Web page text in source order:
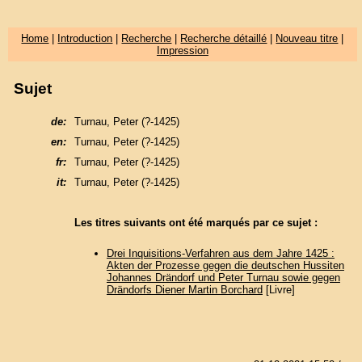
Home Introduction Recherche Recherche détaillé Nouveau titre
Impression
Sujet
de:
Turnau, Peter (?-1425)
en:
Turnau, Peter (?-1425)
fr:
Turnau, Peter (?-1425)
it:
Turnau, Peter (?-1425)
Les titres suivants ont été marqués par ce sujet :
Drei Inquisitions-Verfahren aus dem Jahre 1425 :
Akten der Prozesse gegen die deutschen Hussiten
Johannes Drändorf und Peter Turnau sowie gegen
Drändorfs Diener Martin Borchard [Livre]